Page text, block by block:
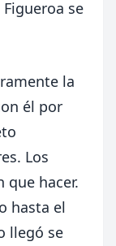
se
la
él por
Los
que hacer.
hasta el
llegó se